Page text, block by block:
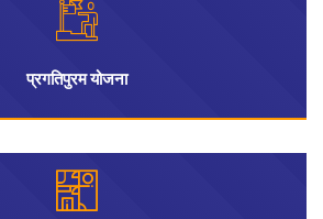
प्रगतिपुरम योजना